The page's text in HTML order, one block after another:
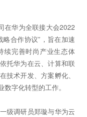
在华为全联接大会2022
合作协议”，旨在加速
续完善时尚产业生态体
托华为在云、计算和联
技术开发、方案孵化、
字化转型的工作。
级调研员郑璇与华为云